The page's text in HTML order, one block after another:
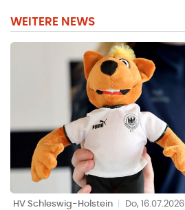
WEITERE NEWS
HV Schleswig-Holstein Do, 16.07.2026